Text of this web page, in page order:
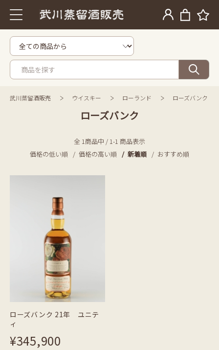
武川蒸留酒販売 ウイスキー ローランド ローズバンク
ローズバンク
全 1商品中 / 1-1 商品表示
価格の低い順
価格の高い順 新着順 おすすめ順
ローズバンク 21年 ユニテ
ィ
¥345,900